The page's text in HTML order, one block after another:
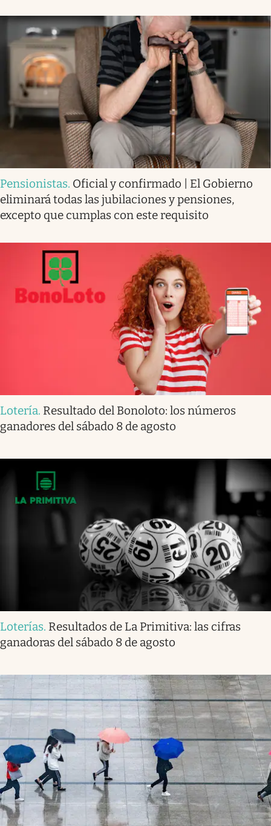
Pensionistas. Oficial y confirmado | El Gobierno
eliminará todas las jubilaciones y pensiones,
excepto que cumplas con este requisito
Lotería. Resultado del Bonoloto: los números
ganadores del sábado 8 de agosto
Loterías. Resultados de La Primitiva: las cifras
ganadoras del sábado 8 de agosto